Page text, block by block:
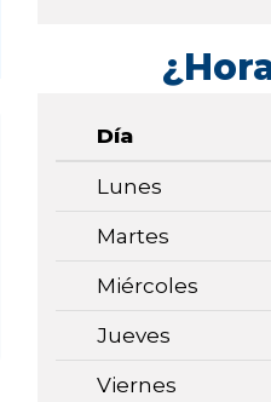
Día
Lunes
Martes
Miércoles
Jueves
Viernes